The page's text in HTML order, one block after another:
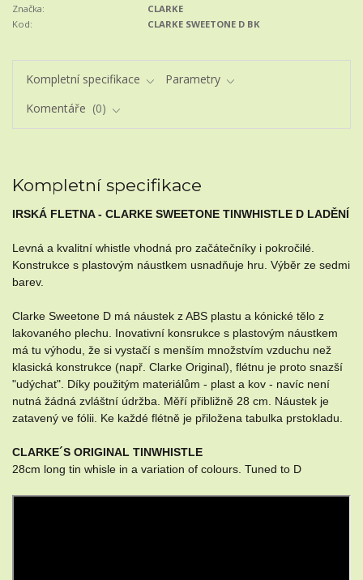
Značka:
CLARKE
Kod:
CLARKE SWEETONE D BK
Kompletní specifikace
Parametry
Komentáře
0
Kompletní specifikace
IRSKÁ FLETNA - CLARKE SWEETONE TINWHISTLE D LADĚNÍ
Levná a kvalitní whistle vhodná pro začátečníky i pokročilé.
Konstrukce s plastovým náustkem usnadňuje hru. Výběr ze sedmi
barev.
Clarke Sweetone D má náustek z ABS plastu a kónické tělo z
lakovaného plechu. Inovativní konsrukce s plastovým náustkem
má tu výhodu, že si vystačí s menším množstvím vzduchu než
klasická konstrukce (např. Clarke Original), flétnu je proto snazší
"udýchat". Díky použitým materiálům - plast a kov - navíc není
nutná žádná zvláštní údržba. Měří přibližně 28 cm. Náustek je
zatavený ve fólii. Ke každé flétně je přiložena tabulka prstokladu.
CLARKE´S ORIGINAL TINWHISTLE
28cm long tin whisle in a variation of colours. Tuned to D